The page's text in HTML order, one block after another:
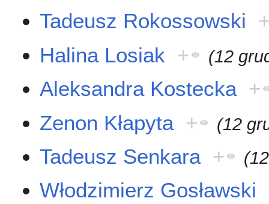
Tadeusz Rokossowski
Halina Losiak + (12
Aleksandra Kostecka +
Zenon Kłapyta + (12
Tadeusz Senkara +
Włodzimierz Gosławski